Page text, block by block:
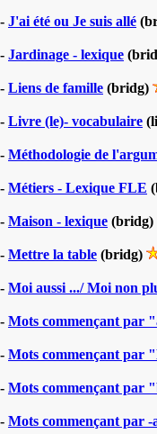
- J'ai été ou Je suis allé
- Jardinage - lexique
- Liens de famille (bridg)
- Livre (le)- vocabulaire
- Méthodologie de
- Métiers - Lexique FLE
- Maison - lexique (bridg)
- Mettre la table (bridg)
- Moi aussi .../ Moi non
- Mots commençant par
- Mots commençant par
- Mots commençant par
- Mots commençant par -